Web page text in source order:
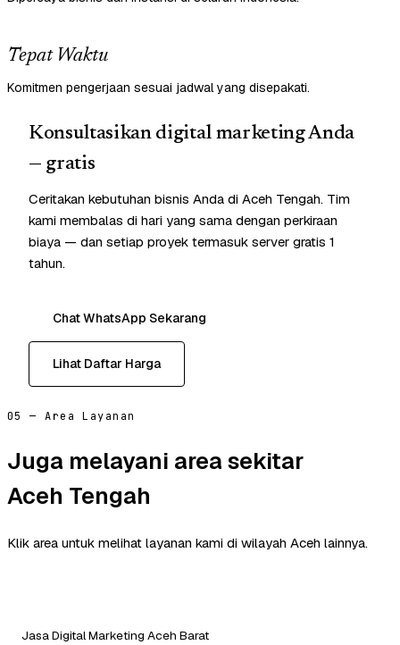
Tepat Waktu
Komitmen pengerjaan sesuai jadwal yang disepakati.
Konsultasikan digital marketing Anda
— gratis
Ceritakan kebutuhan bisnis Anda di Aceh Tengah. Tim
kami membalas di hari yang sama dengan perkiraan
biaya — dan setiap proyek termasuk server gratis 1
tahun.
Chat WhatsApp Sekarang
Lihat Daftar Harga
05 — Area Layanan
Juga melayani area sekitar
Aceh Tengah
Klik area untuk melihat layanan kami di wilayah Aceh lainnya.
Jasa Digital Marketing Aceh Barat